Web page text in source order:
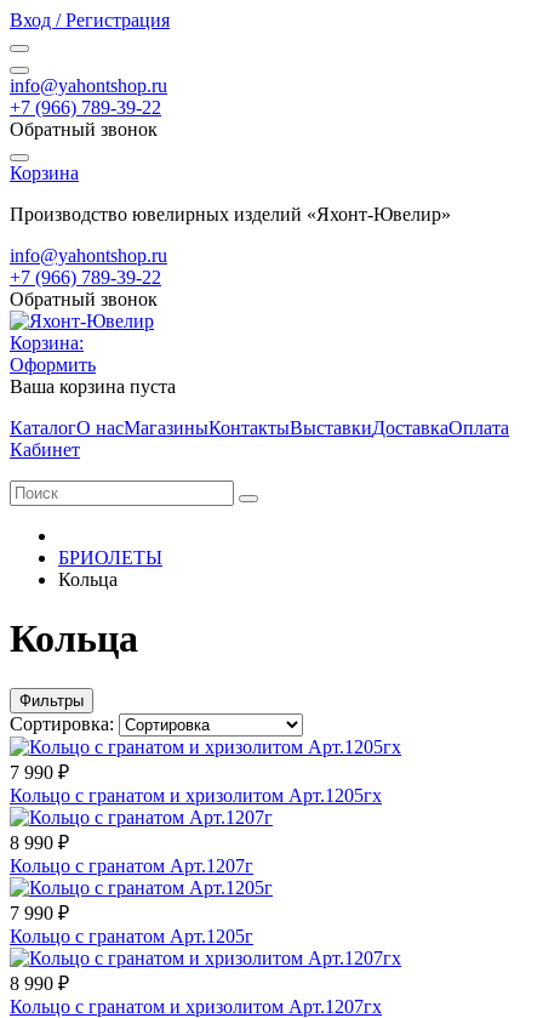
Вход / Регистрация
info@yahontshop.ru
+7 (966) 789-39-22
Обратный звонок
Корзина
Производство ювелирных изделий «Яхонт-Ювелир»
info@yahontshop.ru
+7 (966) 789-39-22
Обратный звонок
Корзина:
Оформить
Ваша корзина пуста
КаталогО насМагазиныКонтактыВыставкиДоставкаОплата
Кабинет
БРИОЛЕТЫ
Кольца
Кольца
Фильтры
Сортировка:
7 990 ₽
Кольцо с гранатом и хризолитом Арт.1205гх
8 990 ₽
Кольцо с гранатом Арт.1207г
7 990 ₽
Кольцо с гранатом Арт.1205г
8 990 ₽
Кольцо с гранатом и хризолитом Арт.1207гх